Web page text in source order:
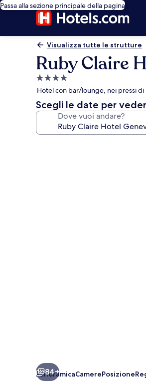
Passa alla sezione principale della pagina
Visualizza tutte le strutture
Ruby Claire
Struttura
a
4.0
stelle
Hotel con bar/lounge, nei pressi di
Scegli le date per
Dove vuoi andare?
84+
PanoramicaCamerePosizione